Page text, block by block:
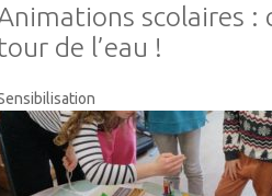
scolaires :
tour de l’eau !